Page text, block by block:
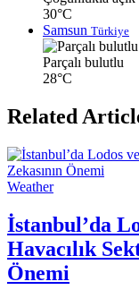
30°C
Samsun Türkiye
Parçalı bulutlu
28°C
Related
Weather
İstanbul’da
Havacılık
Önemi